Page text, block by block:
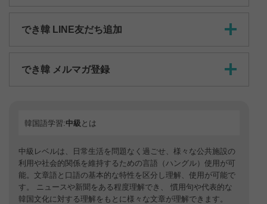
でき韓 LINE友だち追加
でき韓 メルマガ登録
韓国語学習:中級 とは
中級レベルは、日常生活を問題なく過ごせ、様々な公共施設の
利用や社会的関係を維持するための言語（ハングル）使用が可
能。文章語と口語の基本的な特性を区分し理解、使用が可能で
す。 ニュースや新聞をある程度理解でき、 慣用句や代表的な
韓国文化に対する理解をもとに様々な文章が理解できます。